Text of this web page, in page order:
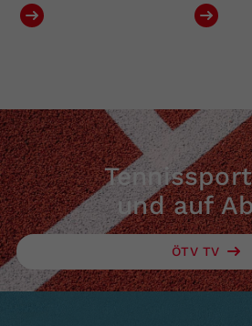
und auf
ÖTV TV